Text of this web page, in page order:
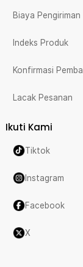
Biaya Pengiriman
Indeks Produk
Konfirmasi
Lacak Pesanan
Ikuti Kami
Tiktok
Instagram
Facebook
X